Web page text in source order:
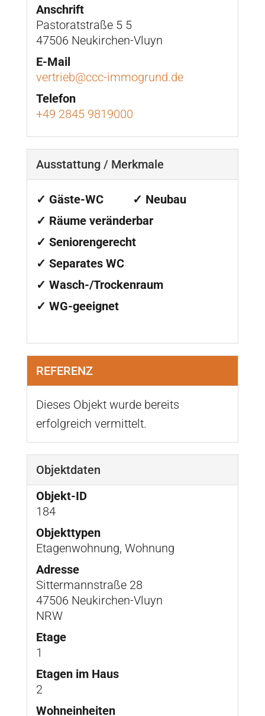
Anschrift
Pastoratstraße 5 5
47506 Neukirchen-Vluyn
E-Mail
vertrieb@ccc-immogrund.de
Telefon
+49 2845 9819000
Ausstattung / Merkmale
✓ Gäste-WC
✓ Neubau
✓ Räume veränderbar
✓ Seniorengerecht
✓ Separates WC
✓ Wasch-/Trockenraum
✓ WG-geeignet
REFERENZ
Dieses Objekt wurde bereits
erfolgreich vermittelt.
Objektdaten
Objekt-ID
184
Objekttypen
Etagenwohnung, Wohnung
Adresse
Sittermannstraße 28
47506 Neukirchen-Vluyn
NRW
Etage
1
Etagen im Haus
2
Wohneinheiten